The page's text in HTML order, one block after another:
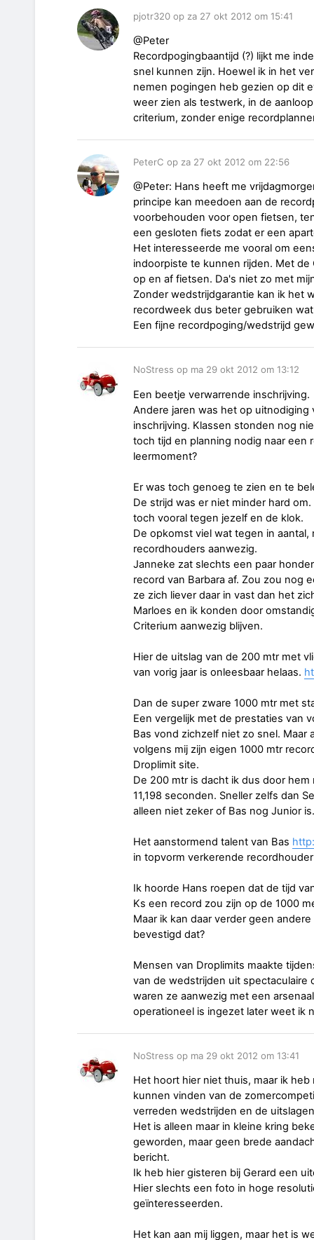
pjotr320 op za 27 okt 2012 om 15:41
@Peter
Recordpogingbaantijd (?) lijkt me
snel kunnen zijn. Hoewel ik in het
nemen pogingen heb gezien op dit
weer zien als testwerk, in de
criterium, zonder enige
PeterC op za 27 okt 2012 om 22:56
@Peter: Hans heeft me
principe kan meedoen aan de
voorbehouden voor open fietsen,
een gesloten fiets zodat er een
Het interesseerde me vooral om
indoorpiste te kunnen rijden. Met
op en af fietsen. Da's niet zo met
Zonder wedstrijdgarantie kan ik het
recordweek dus beter gebruiken
Een fijne recordpoging/wedstrijd
NoStress op ma 29 okt 2012 om 13:12
Een beetje verwarrende inschrijving.
Andere jaren was het op
inschrijving. Klassen stonden nog
toch tijd en planning nodig naar een
leermoment?
Er was toch genoeg te zien en te
De strijd was er niet minder hard
toch vooral tegen jezelf en de klok.
De opkomst viel wat tegen in
recordhouders aanwezig.
Janneke zat slechts een paar
record van Barbara af. Zou zou nog
ze zich liever daar in vast dan het
Marloes en ik konden door
Criterium aanwezig blijven.
Hier de uitslag van de 200 mtr met
van vorig jaar is onleesbaar helaas.
Dan de super zware 1000 mtr met
Een vergelijk met de prestaties van
Bas vond zichzelf niet zo snel. Maar
volgens mij zijn eigen 1000 mtr
Droplimit site.
De 200 mtr is dacht ik dus door
11,198 seconden. Sneller zelfs dan
alleen niet zeker of Bas nog Junior
Het aanstormend talent van Bas
in topvorm verkerende
Ik hoorde Hans roepen dat de tijd
Ks een record zou zijn op de 1000
Maar ik kan daar verder geen
bevestigd dat?
Mensen van Droplimits maakte
van de wedstrijden uit spectaculaire
waren ze aanwezig met een
operationeel is ingezet later weet ik
NoStress op ma 29 okt 2012 om 13:41
Het hoort hier niet thuis, maar ik
kunnen vinden van de
verreden wedstrijden en de
Het is alleen maar in kleine kring
geworden, maar geen brede
bericht.
Ik heb hier gisteren bij Gerard een
Hier slechts een foto in hoge
geïnteresseerden.
Het kan aan mij liggen, maar het is